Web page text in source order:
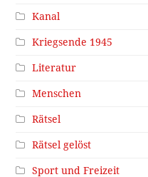
Kanal
Kriegsende 1945
Literatur
Menschen
Rätsel
Rätsel gelöst
Sport und Freizeit